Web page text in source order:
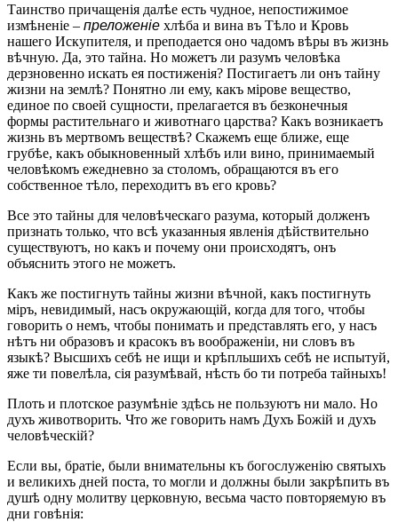
Таинство причащенія далѣе есть чудное, непостижимое
измѣненіе – преложеніе хлѣба и вина въ Тѣло и Кровь
нашего Искупителя, и преподается оно чадомъ вѣры въ жизнь
вѣчную. Да, это тайна. Но можетъ ли разумъ человѣка
дерзновенно искать ея постиженія? Постигаетъ ли онъ тайну
жизни на землѣ? Понятно ли ему, какъ мірове вещество,
единое по своей сущности, прелагается въ безконечныя
формы растительнаго и животнаго царства? Какъ возникаетъ
жизнь въ мертвомъ веществѣ? Скажемъ еще ближе, еще
грубѣе, какъ обыкновенный хлѣбъ или вино, принимаемый
человѣкомъ ежедневно за столомъ, обращаются въ его
собственное тѣло, переходитъ въ его кровь?
Все это тайны для человѣческаго разума, который долженъ
признать только, что всѣ указанныя явленія дѣйствительно
существуютъ, но какъ и почему они происходятъ, онъ
объяснить этого не можетъ.
Какъ же постигнуть тайны жизни вѣчной, какъ постигнуть
міръ, невидимый, насъ окружающій, когда для того, чтобы
говорить о немъ, чтобы понимать и представлять его, у насъ
нѣтъ ни образовъ и красокъ въ воображеніи, ни словъ въ
языкѣ? Высшихъ себѣ не ищи и крѣпльшихъ себѣ не испытуй,
яже ти повелѣла, сія разумѣвай, нѣсть бо ти потреба тайныхъ!
Плоть и плотское разумѣніе здѣсь не пользуютъ ни мало. Но
духъ животворить. Что же говорить намъ Духъ Божій и духъ
человѣческій?
Если вы, братіе, были внимательны къ богослуженію святыхъ
и великихъ дней поста, то могли и должны были закрѣпить въ
душѣ одну молитву церковную, весьма часто повторяемую въ
дни говѣнія: